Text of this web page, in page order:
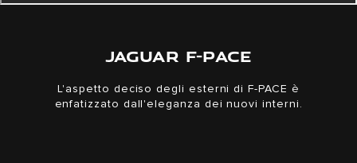
JAGUAR F-PACE
L'aspetto deciso degli esterni di F-PACE è
enfatizzato dall'eleganza dei nuovi interni.